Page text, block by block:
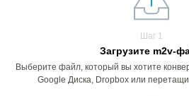
Шаг 1
Загрузите m2v-
Выберите файл, который вы хотите
Google Диска, Dropbox или